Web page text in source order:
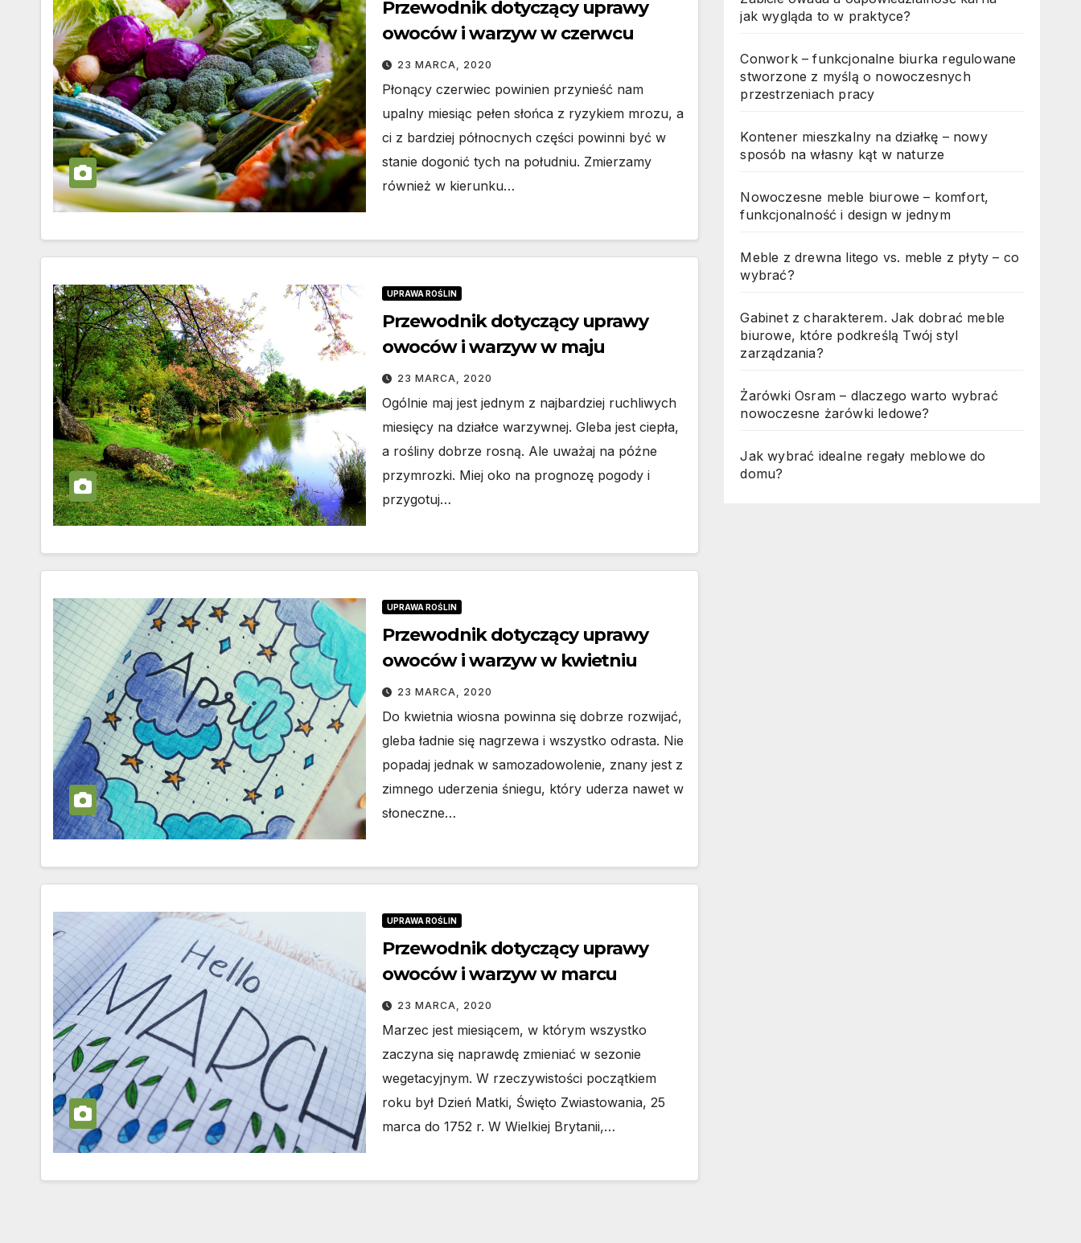
Przewodnik dotyczący uprawy
owoców i warzyw w czerwcu
23 MARCA, 2020
Płonący czerwiec powinien przynieść nam
upalny miesiąc pełen słońca z ryzykiem mrozu, a
ci z bardziej północnych części powinni być w
stanie dogonić tych na południu. Zmierzamy
również w kierunku…
UPRAWA ROŚLIN
Przewodnik dotyczący uprawy
owoców i warzyw w maju
23 MARCA, 2020
Ogólnie maj jest jednym z najbardziej ruchliwych
miesięcy na działce warzywnej. Gleba jest ciepła,
a rośliny dobrze rosną. Ale uważaj na późne
przymrozki. Miej oko na prognozę pogody i
przygotuj…
UPRAWA ROŚLIN
Przewodnik dotyczący uprawy
owoców i warzyw w kwietniu
23 MARCA, 2020
Do kwietnia wiosna powinna się dobrze rozwijać,
gleba ładnie się nagrzewa i wszystko odrasta. Nie
popadaj jednak w samozadowolenie, znany jest z
zimnego uderzenia śniegu, który uderza nawet w
słoneczne…
UPRAWA ROŚLIN
Przewodnik dotyczący uprawy
owoców i warzyw w marcu
23 MARCA, 2020
Marzec jest miesiącem, w którym wszystko
zaczyna się naprawdę zmieniać w sezonie
wegetacyjnym. W rzeczywistości początkiem
roku był Dzień Matki, Święto Zwiastowania, 25
marca do 1752 r. W Wielkiej Brytanii,…
jak wygląda to w praktyce?
Conwork – funkcjonalne biurka regulowane
stworzone z myślą o nowoczesnych
przestrzeniach pracy
Kontener mieszkalny na działkę – nowy
sposób na własny kąt w naturze
Nowoczesne meble biurowe – komfort,
funkcjonalność i design w jednym
Meble z drewna litego vs. meble z płyty – co
wybrać?
Gabinet z charakterem. Jak dobrać meble
biurowe, które podkreślą Twój styl
zarządzania?
Żarówki Osram – dlaczego warto wybrać
nowoczesne żarówki ledowe?
Jak wybrać idealne regały meblowe do
domu?